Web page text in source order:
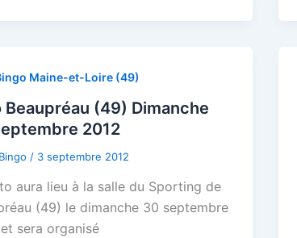
Maine-et-Loire (49)
Beaupréau (49) Dimanche
2012
/ 3 septembre 2012
aura lieu à la salle du Sporting de
(49) le dimanche 30 septembre
sera organisé